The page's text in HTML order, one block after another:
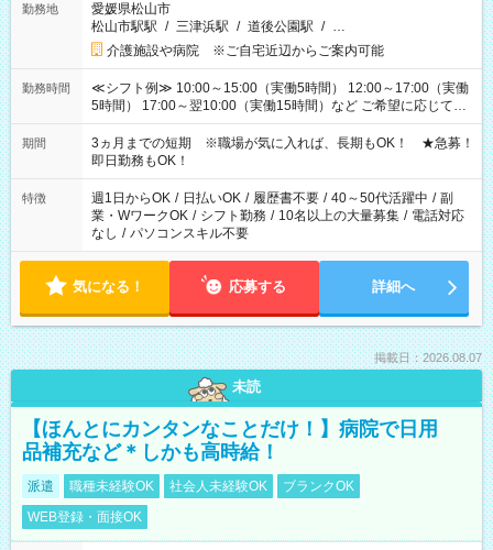
勤務地
愛媛県松山市
松山市駅駅 / 三津浜駅 / 道後公園駅 / …
介護施設や病院 ※ご自宅近辺からご案内可能
勤務時間
≪シフト例≫ 10:00～15:00（実働5時間） 12:00～17:00（実働
5時間） 17:00～翌10:00（実働15時間）など ご希望に応じて、
働く時間は調整できます！ お気軽に担当へ相談ください！
期間
3ヵ月までの短期 ※職場が気に入れば、長期もOK！ ★急募！
即日勤務もOK！
特徴 週1日からOK / 日払いOK / 履歴書不要 / 40～50代活躍中 / 副
業・WワークOK / シフト勤務 / 10名以上の大量募集 / 電話対応
なし / パソコンスキル不要
気になる！ 応募する 詳細へ
掲載日：2026.08.07
未読
【ほんとにカンタンなことだけ！】病院で日用
品補充など＊しかも高時給！
派遣 職種未経験OK 社会人未経験OK
ブランクOK
WEB登録・面接OK